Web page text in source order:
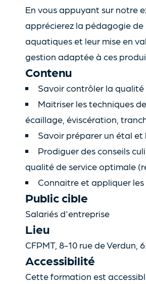
En vous appuyant sur notre
apprécierez la pédagogie
aquatiques et leur mise en
gestion adaptée à ces
Contenu
Savoir contrôler la
Maitriser les techniques
écaillage, éviscération,
Savoir préparer un étal
Prodiguer des conseils
qualité de service optimale
Connaitre et appliquer
Public cible
Salariés d'entreprise
Lieu
CFPMT, 8-10 rue de Verdun,
Accessibilité
Cette formation est